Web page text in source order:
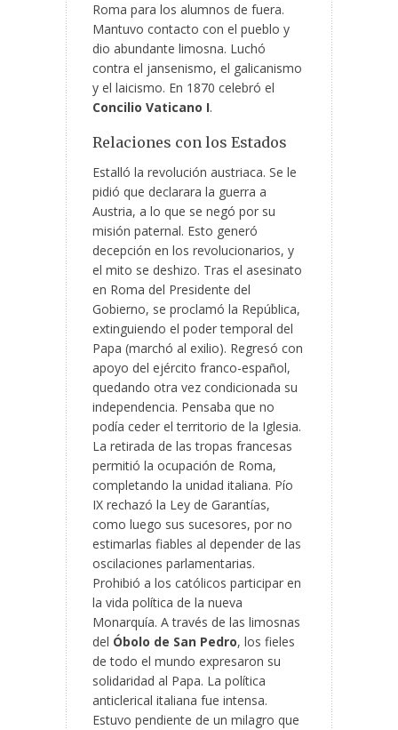
Roma para los alumnos de fuera.
Mantuvo contacto con el pueblo y
dio abundante limosna. Luchó
contra el jansenismo, el galicanismo
y el laicismo. En 1870 celebró el
Concilio Vaticano I.
Relaciones con los Estados
Estalló la revolución austriaca. Se le
pidió que declarara la guerra a
Austria, a lo que se negó por su
misión paternal. Esto generó
decepción en los revolucionarios, y
el mito se deshizo. Tras el asesinato
en Roma del Presidente del
Gobierno, se proclamó la República,
extinguiendo el poder temporal del
Papa (marchó al exilio). Regresó con
apoyo del ejército franco-español,
quedando otra vez condicionada su
independencia. Pensaba que no
podía ceder el territorio de la Iglesia.
La retirada de las tropas francesas
permitió la ocupación de Roma,
completando la unidad italiana. Pío
IX rechazó la Ley de Garantías,
como luego sus sucesores, por no
estimarlas fiables al depender de las
oscilaciones parlamentarias.
Prohibió a los católicos participar en
la vida política de la nueva
Monarquía. A través de las limosnas
del Óbolo de San Pedro, los fieles
de todo el mundo expresaron su
solidaridad al Papa. La política
anticlerical italiana fue intensa.
Estuvo pendiente de un milagro que